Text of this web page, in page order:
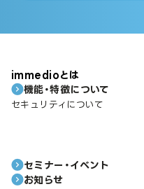
immedioとは
機能・特徴について
セキュリティについて
セミナー・イベント
お知らせ